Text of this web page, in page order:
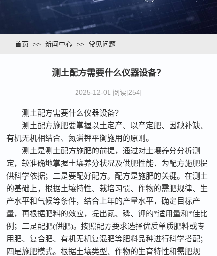
首页 >> 新闻中心 >> 常见问题
测土配方需要什么仪器设备？
2025-12-01 阅读[254]
测土配方需要什么仪器设备？
测土配方施肥要掌握以土定产、以产定肥、因缺补缺、
有机无机相结合、氮磷钾平衡施用的原则。
测土是测土配方施肥的前提，通过对土壤养分分析测
定，较准确地掌握土壤养分状况及供肥性能，为配方施肥提
供科学依据；二是要配好配方。配方是施肥的关键。在测土
的基础上，根据土壤特性、栽培习惯、作物的需肥规律、生
产水平和气候等条件，结合上年的产量水平，确定目标产
量，再根据肥料的效应，提出氮、磷、钾的*适用量和*佳比
例；三是配肥(供肥)。按照配方要求选择优质单质肥料或专
用肥、复合肥、有机无机复混肥等肥料品种进行科学搭配；
四是施肥模式。根据土壤类型、作物的生育特性和需肥规